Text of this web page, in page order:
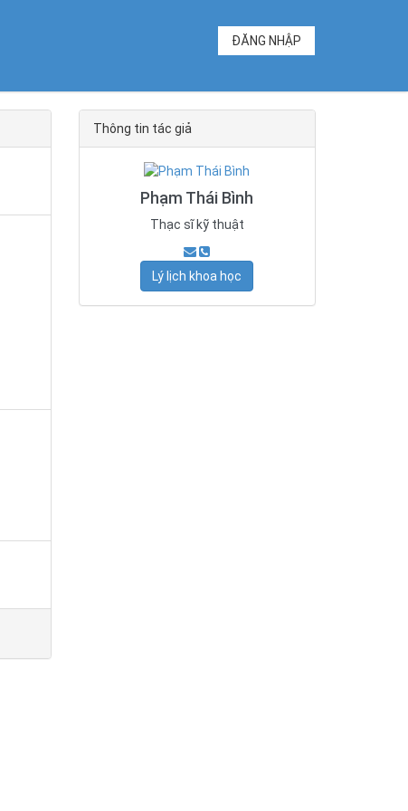
ĐĂNG NHẬP
Thông tin tác giả
Phạm Thái Bình
Thạc sĩ kỹ thuật
Lý lịch khoa học